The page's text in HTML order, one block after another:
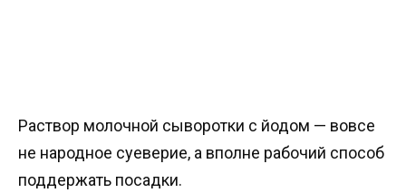
Раствор молочной сыворотки с йодом — вовсе
не народное суеверие, а вполне рабочий способ
поддержать посадки.